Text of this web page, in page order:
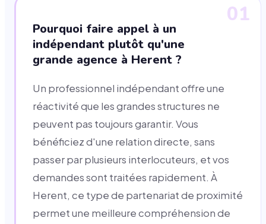
01
Pourquoi faire appel à un
indépendant plutôt qu'une
grande agence à Herent ?
Un professionnel indépendant offre une
réactivité que les grandes structures ne
peuvent pas toujours garantir. Vous
bénéficiez d'une relation directe, sans
passer par plusieurs interlocuteurs, et vos
demandes sont traitées rapidement. À
Herent, ce type de partenariat de proximité
permet une meilleure compréhension de